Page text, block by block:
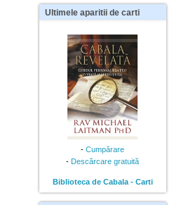
Ultimeleaparitii de carti
-Cumpărare
- Descărcare gratuită
Biblioteca de Cabala - Carti